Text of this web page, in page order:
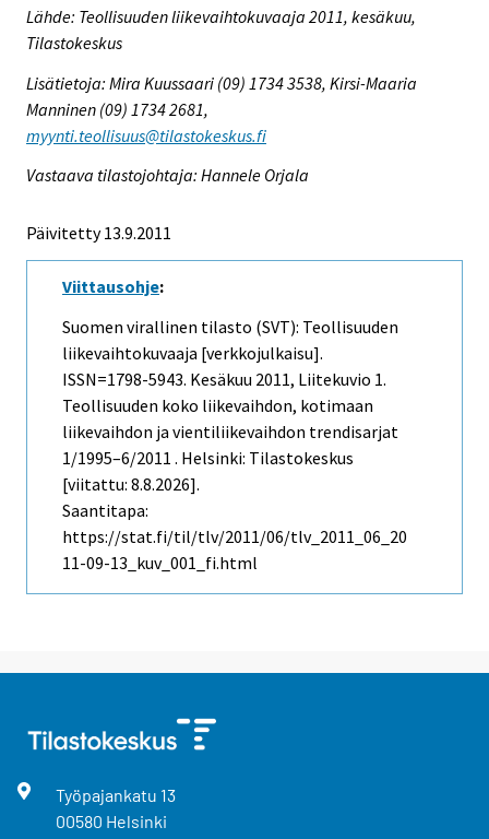
Lähde: Teollisuuden liikevaihtokuvaaja 2011, kesäkuu,
Tilastokeskus
Lisätietoja: Mira Kuussaari (09) 1734 3538, Kirsi-Maaria
Manninen (09) 1734 2681,
myynti.teollisuus@tilastokeskus.fi
Vastaava tilastojohtaja: Hannele Orjala
Päivitetty 13.9.2011
Viittausohje:
Suomen virallinen tilasto (SVT): Teollisuuden
liikevaihtokuvaaja [verkkojulkaisu].
ISSN=1798-5943. Kesäkuu 2011, Liitekuvio 1.
Teollisuuden koko liikevaihdon, kotimaan
liikevaihdon ja vientiliikevaihdon trendisarjat
1/1995–6/2011 . Helsinki: Tilastokeskus
[viitattu: 8.8.2026].
Saantitapa:
https://stat.fi/til/tlv/2011/06/tlv_2011_06_20
11-09-13_kuv_001_fi.html
Työpajankatu 13
00580 Helsinki